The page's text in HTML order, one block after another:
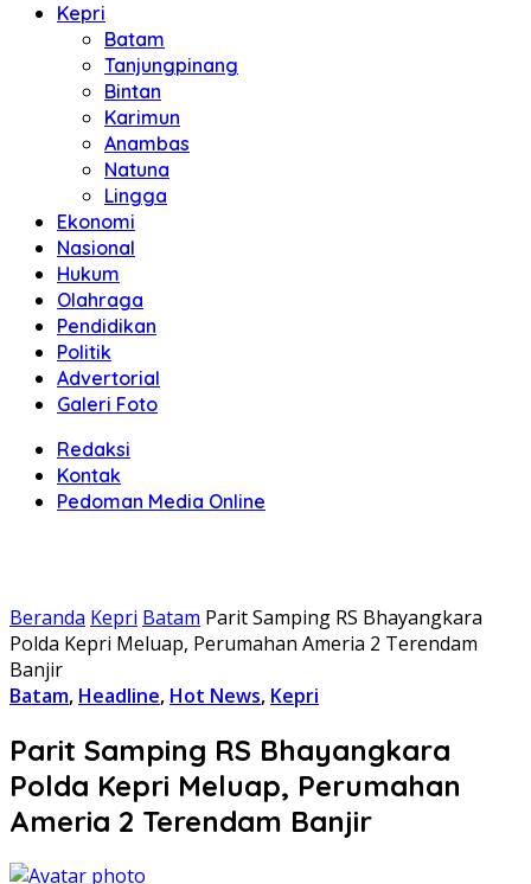
Kepri
Batam
Tanjungpinang
Bintan
Karimun
Anambas
Natuna
Lingga
Ekonomi
Nasional
Hukum
Olahraga
Pendidikan
Politik
Advertorial
Galeri Foto
Redaksi
Kontak
Pedoman Media Online
Beranda Kepri Batam Parit Samping RS Bhayangkara
Polda Kepri Meluap, Perumahan Ameria 2 Terendam
Banjir
Batam, Headline, Hot News, Kepri
Parit Samping RS Bhayangkara
Polda Kepri Meluap, Perumahan
Ameria 2 Terendam Banjir